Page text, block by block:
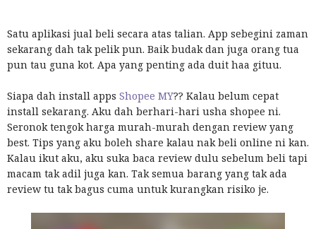
Satu aplikasi jual beli secara atas talian. App sebegini zaman
sekarang dah tak pelik pun. Baik budak dan juga orang tua
pun tau guna kot. Apa yang penting ada duit haa gituu.
Siapa dah install apps Shopee MY?? Kalau belum cepat
install sekarang. Aku dah berhari-hari usha shopee ni.
Seronok tengok harga murah-murah dengan review yang
best. Tips yang aku boleh share kalau nak beli online ni kan.
Kalau ikut aku, aku suka baca review dulu sebelum beli tapi
macam tak adil juga kan. Tak semua barang yang tak ada
review tu tak bagus cuma untuk kurangkan risiko je.